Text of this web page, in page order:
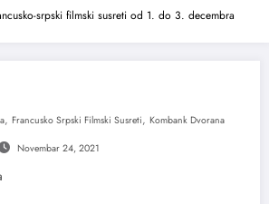
srpski filmski susreti od 1. do 3. decembra
, Francusko Srpski Filmski Susreti, Kombank Dvorana
Novembar 24, 2021